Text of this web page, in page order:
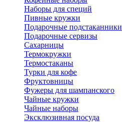
Наборы для специй
Пивные кружки
Подарочные подстаканники
Подарочные сервизы
Сахарницы
Термокружки
Термостаканы
Турки для кофе
Фруктовницы
Фужеры для шампанского
Чайные кружки
Чайные наборы
Эксклюзивная посуда